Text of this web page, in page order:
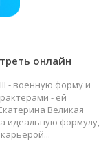
онлайн
- военную форму и
- ей
Великая
идеальную формулу,